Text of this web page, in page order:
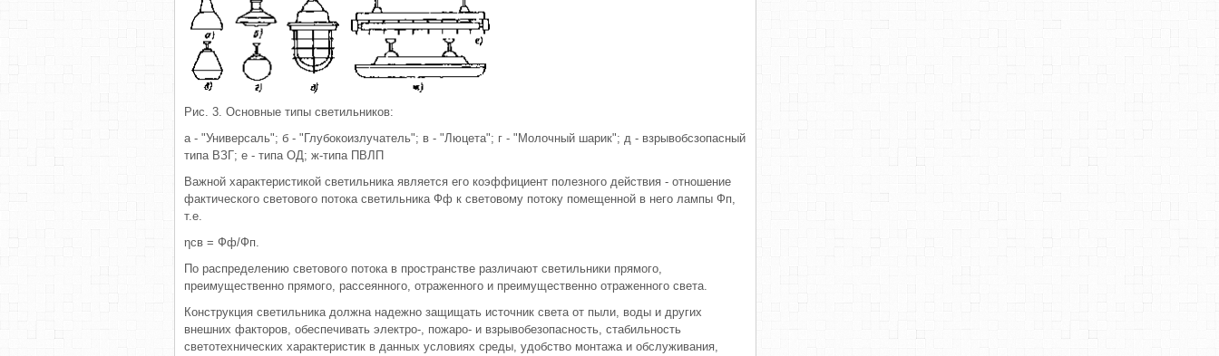
Рис. 3. Основные типы светильников:
а - "Универсаль"; б - "Глубокоизлучатель"; в - "Люцета"; г - "Молочный шарик"; д - взрывобсзопасный
типа ВЗГ; е - типа ОД; ж-типа ПВЛП
Важной характеристикой светильника является его коэффициент полезного действия - отношение
фактического светового потока светильника Фф к световому потоку помещенной в него лампы Фп,
т.е.
ηсв = Фф/Фп.
По распределению светового потока в пространстве различают светильники прямого,
преимущественно прямого, рассеянного, отраженного и преимущественно отраженного света.
Конструкция светильника должна надежно защищать источник света от пыли, воды и других
внешних факторов, обеспечивать электро-, пожаро- и взрывобезопасность, стабильность
светотехнических характеристик в данных условиях среды, удобство монтажа и обслуживания,